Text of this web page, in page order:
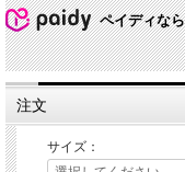
ペイディな
注文
サイズ：